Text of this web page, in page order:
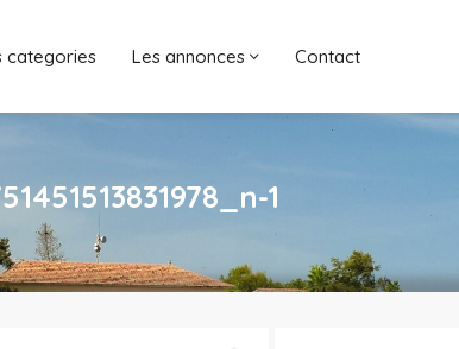
categories Les annonces Contact
1